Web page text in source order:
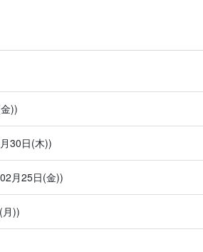
))
30日(木))
月25日(金))
))